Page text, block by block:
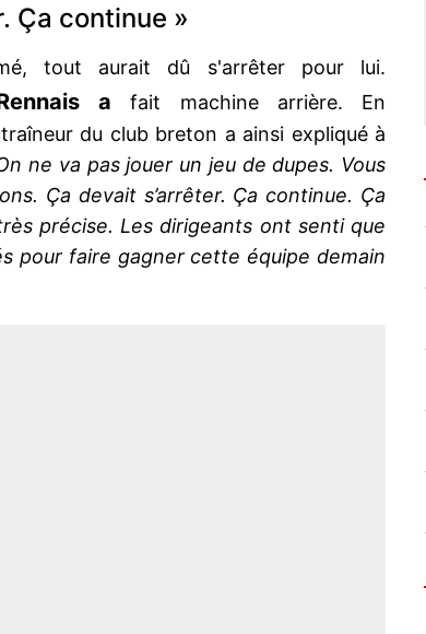
Ça continue »
tout aurait dû s'arrêter pour lui.
a fait machine arrière. En
du club breton a ainsi expliqué à
ne va pas jouer un jeu de dupes. Vous
Ça devait s’arrêter. Ça continue. Ça
précise. Les dirigeants ont senti que
pour faire gagner cette équipe demain